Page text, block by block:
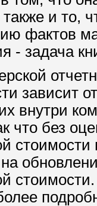
и то,
фактов
- задача
зависит
внутри
что без
стоимости